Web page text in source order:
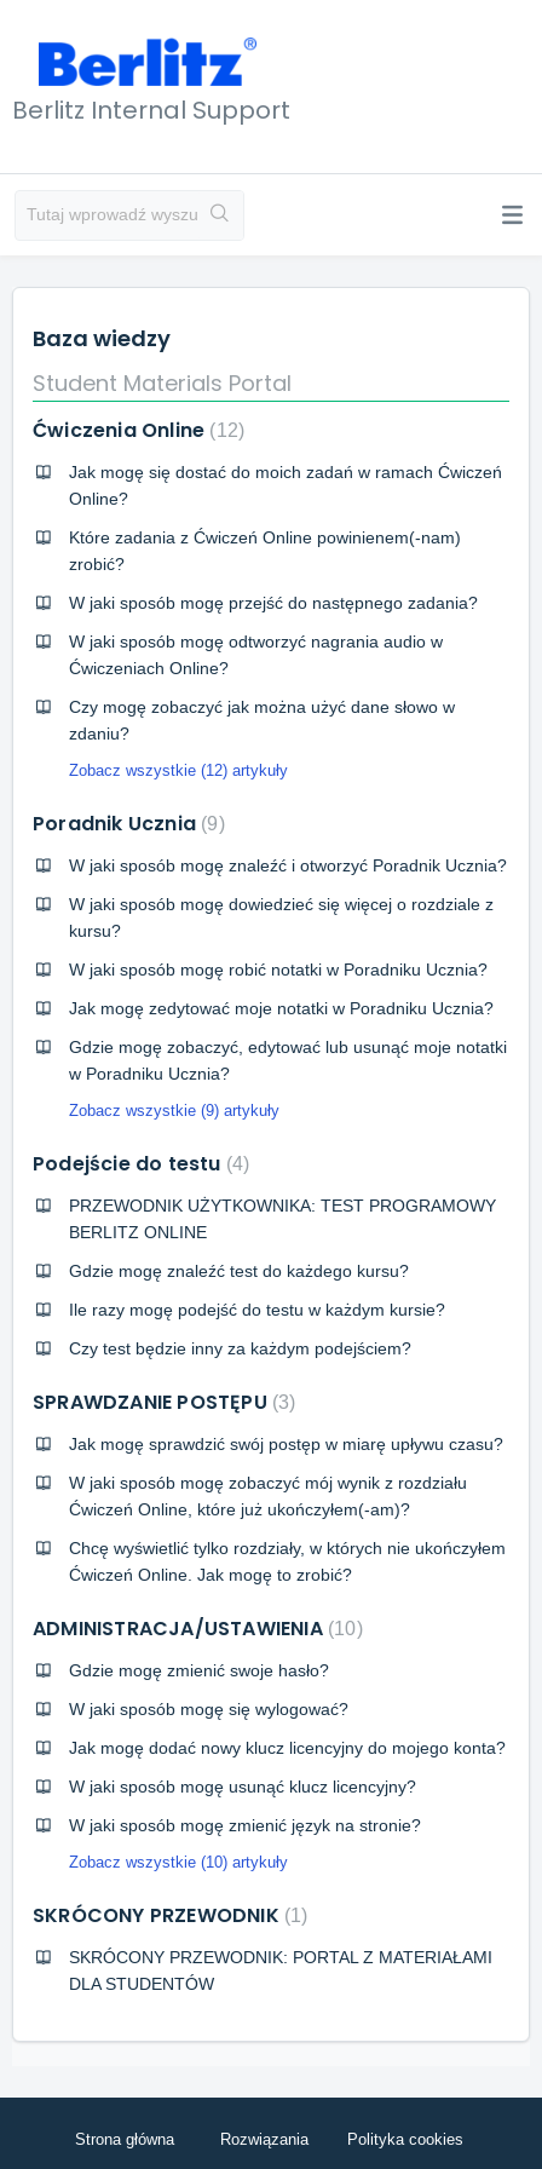
Berlitz Internal Support
Baza wiedzy
Student Materials Portal
Ćwiczenia Online 12
Jak mogę się dostać do moich zadań w ramach Ćwiczeń
Online?
Które zadania z Ćwiczeń Online powinienem(-nam)
zrobić?
W jaki sposób mogę przejść do następnego zadania?
W jaki sposób mogę odtworzyć nagrania audio w
Ćwiczeniach Online?
Czy mogę zobaczyć jak można użyć dane słowo w
zdaniu?
Zobacz wszystkie (12) artykuły
Poradnik Ucznia 9
W jaki sposób mogę znaleźć i otworzyć Poradnik Ucznia?
W jaki sposób mogę dowiedzieć się więcej o rozdziale z
kursu?
W jaki sposób mogę robić notatki w Poradniku Ucznia?
Jak mogę zedytować moje notatki w Poradniku Ucznia?
Gdzie mogę zobaczyć, edytować lub usunąć moje notatki
w Poradniku Ucznia?
Zobacz wszystkie (9) artykuły
Podejście do testu 4
PRZEWODNIK UŻYTKOWNIKA: TEST PROGRAMOWY
BERLITZ ONLINE
Gdzie mogę znaleźć test do każdego kursu?
Ile razy mogę podejść do testu w każdym kursie?
Czy test będzie inny za każdym podejściem?
SPRAWDZANIE POSTĘPU 3
Jak mogę sprawdzić swój postęp w miarę upływu czasu?
W jaki sposób mogę zobaczyć mój wynik z rozdziału
Ćwiczeń Online, które już ukończyłem(-am)?
Chcę wyświetlić tylko rozdziały, w których nie ukończyłem
Ćwiczeń Online. Jak mogę to zrobić?
ADMINISTRACJA/USTAWIENIA 10
Gdzie mogę zmienić swoje hasło?
W jaki sposób mogę się wylogować?
Jak mogę dodać nowy klucz licencyjny do mojego konta?
W jaki sposób mogę usunąć klucz licencyjny?
W jaki sposób mogę zmienić język na stronie?
Zobacz wszystkie (10) artykuły
SKRÓCONY PRZEWODNIK 1
SKRÓCONY PRZEWODNIK: PORTAL Z MATERIAŁAMI
DLA STUDENTÓW
Strona główna Rozwiązania Polityka cookies